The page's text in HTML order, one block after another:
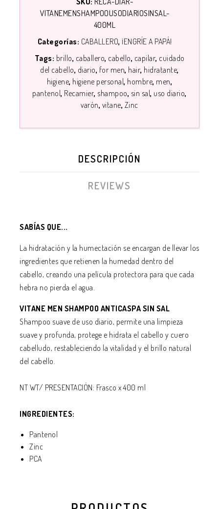
VITANEMENSHAMPOOUSODIARIOSINSAL-
400ML
Categorías: CABALLERO ¡ENGRÍE A PAPÁ!
Tags: brillo caballero cabello capilar cuidado
del cabello diario for men hair hidratante
higiene higiene personal hombre men
pantenol Recamier shampoo sin sal uso diario
varón vitane Zinc
DESCRIPCIÓN
REVIEWS
SABÍAS QUE...
La hidratación y la humectación se encargan de llevar los
ingredientes que retienen la humedad dentro del
cabello, creando una película protectora para que cada
hebra no pierda el agua.
VITANE MEN SHAMPOO ANTICASPA SIN SAL
Shampoo suave de uso diario, permite una limpieza
suave y profunda, protege e hidrata el cabello y cuero
cabelludo, restableciendo la vitalidad y el brillo natural
del cabello.
NT WT/ PRESENTACIÓN: Frasco x 400 ml
INGREDIENTES:
Pantenol
Zinc
PCA